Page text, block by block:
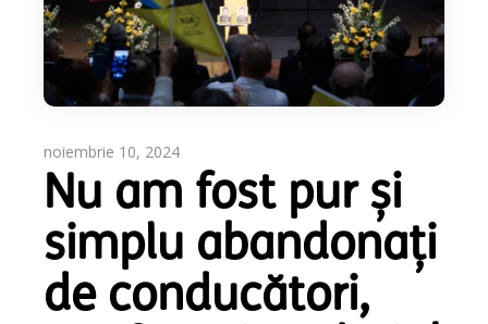
noiembrie 10, 2024
Nu am fost pur și
simplu abandonați
de conducători,